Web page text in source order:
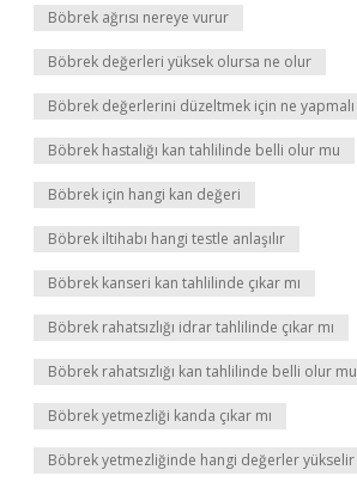
Böbrek ağrısı nereye vurur
Böbrek değerleri yüksek olursa ne olur
Böbrek değerlerini düzeltmek için ne yapmalı
Böbrek hastalığı kan tahlilinde belli olur mu
Böbrek için hangi kan değeri
Böbrek iltihabı hangi testle anlaşılır
Böbrek kanseri kan tahlilinde çıkar mı
Böbrek rahatsızlığı idrar tahlilinde çıkar mı
Böbrek rahatsızlığı kan tahlilinde belli olur mu
Böbrek yetmezliği kanda çıkar mı
Böbrek yetmezliğinde hangi değerler yükselir